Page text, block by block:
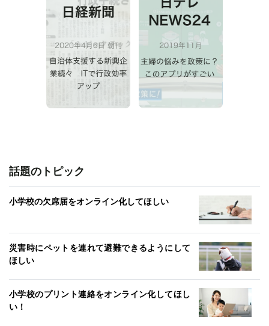
話題のトピック
小学校の欠席届をオンライン化してほしい
災害時にペットを連れて避難できるようにして
ほしい
小学校のプリント連絡をオンライン化してほし
い！